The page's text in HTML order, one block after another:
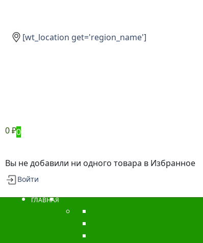
[wt_location get='region_name']
0₽0
Вы не добавили ни одного товара в Избранное
Войти
ГЛАВНАЯ